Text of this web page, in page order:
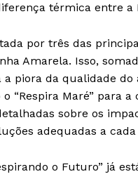
térmica entre a
por três das
Amarela. Isso,
piora da qualidade do
“Respira Maré” para
sobre os
adequadas a cada
o Futuro” já